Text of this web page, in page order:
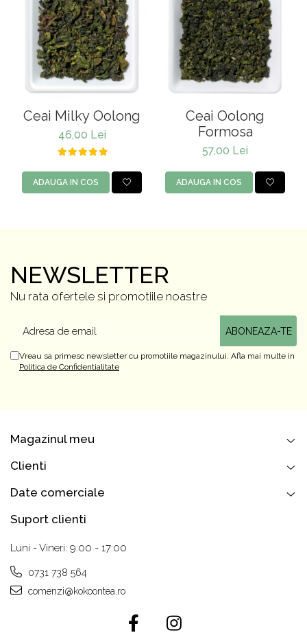
Ceai Milky Oolong
46,00 Lei
ADAUGA IN COS
Ceai Oolong
Formosa
57,00 Lei
ADAUGA IN COS
NEWSLETTER
Nu rata ofertele si promotiile noastre
Vreau sa primesc newsletter cu promotiile magazinului. Afla mai multe in
Politica de Confidentialitate
Magazinul meu
Clienti
Date comerciale
Suport clienti
Luni - Vineri: 9:00 - 17:00
0731 738 564
comenzi@kokoontea.ro